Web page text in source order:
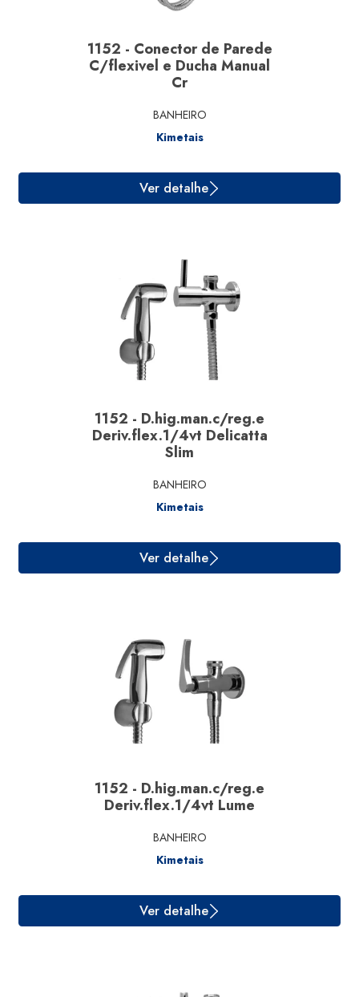
Ver detalhe
1152 - Conector de Parede
C/flexivel e Ducha Manual
Cr
BANHEIRO
Kimetais
1152 - D.hig.man.c/reg.e
Deriv.flex.1/4vt Delicatta
Slim
BANHEIRO
Kimetais
1152 - D.hig.man.c/reg.e
Deriv.flex.1/4vt Lume
BANHEIRO
Kimetais